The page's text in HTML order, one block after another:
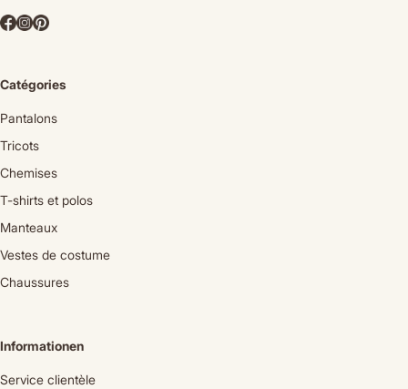
Catégories
Pantalons
Tricots
Chemises
T-shirts et polos
Manteaux
Vestes de costume
Chaussures
Informationen
Service clientèle